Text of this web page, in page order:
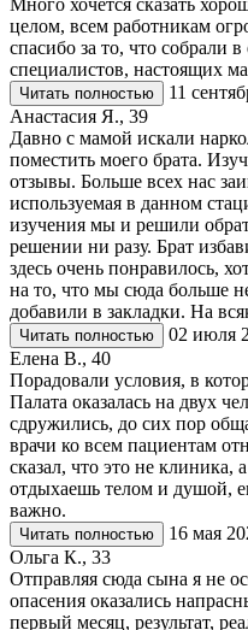
целом, всем работникам
спасибо за то, что собрали
специалистов, настоящих
Читать полностью
11
Анастасия Я., 39
Давно с мамой искали
поместить моего брата.
отзывы. Больше всех нас
используемая в данном
изучения мы и решили
решении ни разу. Брат
здесь очень понравилось,
на то, что мы сюда больше
добавили в закладки. На
Читать полностью
02 июля
Елена В., 40
Порадовали условия, в
Палата оказалась на двух
сдружились, до сих пор
врачи ко всем пациентам
сказал, что это не клиника,
отдыхаешь телом и душой,
важно.
Читать полностью
16 мая
Ольга К., 33
Отправляя сюда сына я не
опасения оказались
первый месяц, результат,